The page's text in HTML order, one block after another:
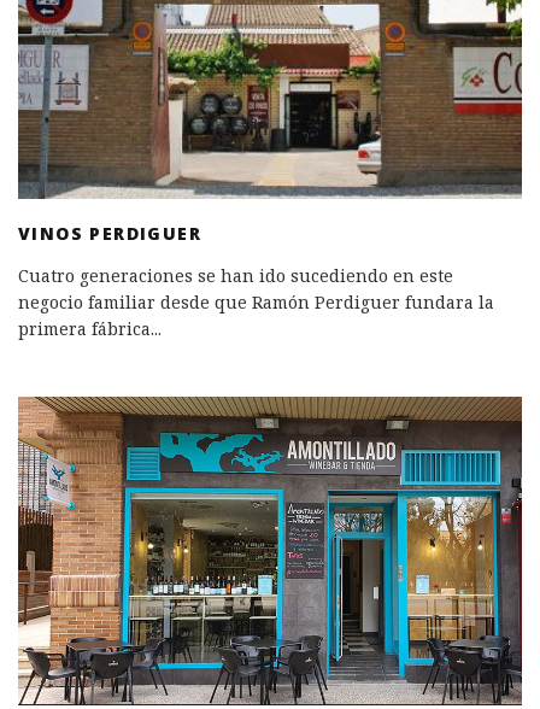
VINOS PERDIGUER
Cuatro generaciones se han ido sucediendo en este
negocio familiar desde que Ramón Perdiguer fundara la
primera fábrica...